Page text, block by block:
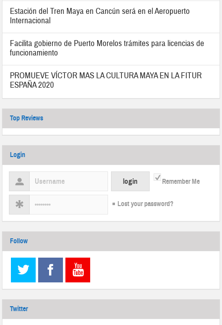
Estación del Tren Maya en Cancún será en el Aeropuerto
Internacional
Facilita gobierno de Puerto Morelos trámites para licencias de
funcionamiento
PROMUEVE VÍCTOR MAS LA CULTURA MAYA EN LA FITUR
ESPAÑA 2020
Top Reviews
Login
Remember Me
Lost your password?
Follow
Twitter